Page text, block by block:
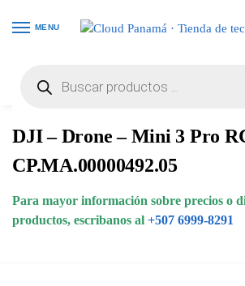
MENU
DJI – Drone – Mini 3 Pro
CP.MA.00000492.05
Para mayor información sobre precios o
productos, escribanos al +507 6999-8291